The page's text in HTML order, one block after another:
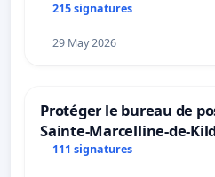
215 signatures
29 May 2026
Protéger le bureau de
Sainte-Marcelline-de-
111 signatures